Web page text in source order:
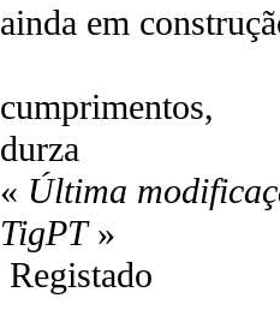
ainda em
cumprimentos,
durza
« Última
TigPT»
Registado